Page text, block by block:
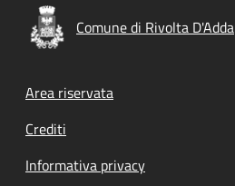
Comune di Rivolta D'Adda
Footer menu
Area riservata
Crediti
Informativa privacy